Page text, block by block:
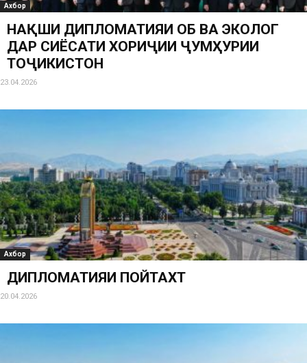
Ахбор
НАҚШИ ДИПЛОМАТИЯИ ОБӢ ВА ЭКОЛОГӢ
ДАР СИЁСАТИ ХОРИҶИИ ҶУМҲУРИИ
ТОҶИКИСТОН
23.04.2026
Ахбор
ДИПЛОМАТИЯИ ПОЙТАХТ
20.04.2026